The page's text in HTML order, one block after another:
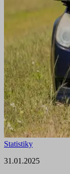
Statistiky
31.01.2025